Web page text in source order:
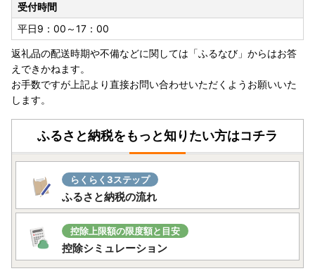
■返礼品の配送日指定につきまして
お届け希望日を指定することはできませんので、何卒ご理解
を賜りますようお願いいたします。
受付時間
平日9：00～17：00
返礼品の配送時期や不備などに関しては「ふるなび」からはお答
えできかねます。
お手数ですが上記より直接お問い合わせいただくようお願いいた
します。
ふるさと納税をもっと知りたい方はコチラ
らくらく3ステップ
ふるさと納税の流れ
控除上限額の限度額と目安
控除シミュレーション